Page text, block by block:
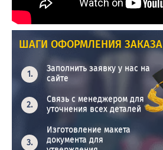
ШАГИ ОФОРМЛЕНИЯ ЗАКАЗА
Заполнить заявку у нас на
сайте
Связь с менеджером для
уточнения всех деталей
Изготовление макета
документа для